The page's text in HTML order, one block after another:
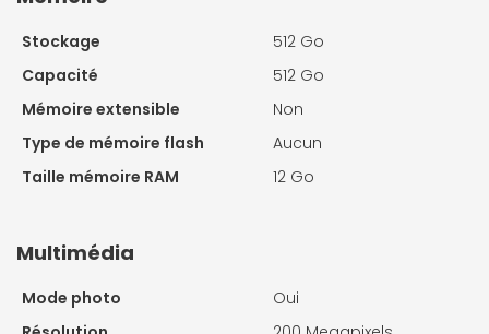
Stockage
512 Go
Capacité
512 Go
Mémoire extensible
Non
Type de mémoire flash
Aucun
Taille mémoire RAM
12 Go
Multimédia
Mode photo
Oui